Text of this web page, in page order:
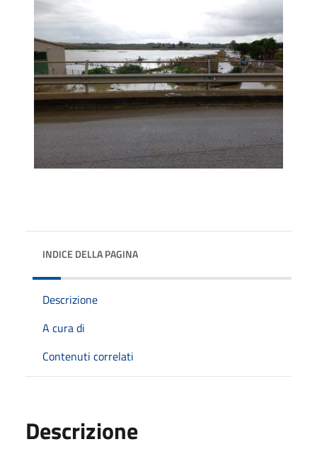
INDICE DELLA PAGINA
Descrizione
A cura di
Contenuti correlati
Descrizione